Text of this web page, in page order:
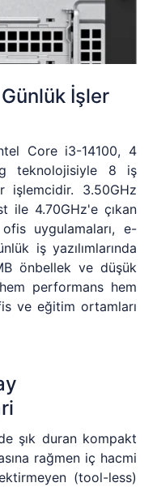
İşler
Core i3-14100, 4
teknolojisiyle 8 iş
işlemcidir. 3.50GHz
ile 4.70GHz'e çıkan
uygulamaları, e-
iş yazılımlarında
önbellek ve düşük
performans hem
ve eğitim ortamları
şık duran kompakt
rağmen iç hacmi
(tool-less)